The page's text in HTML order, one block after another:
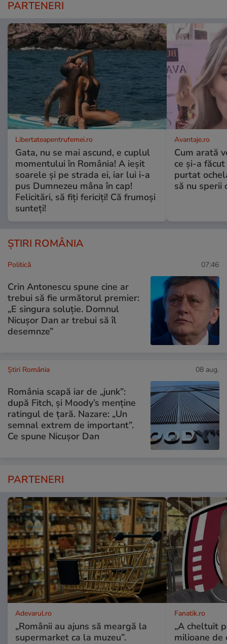
PARTENERI
Libertateapentrufemei.ro
Gata, nu se mai ascund, e cuplul
momentului în România! A ieșit
soarele și pe strada ei, iar lui i-a
pus Dumnezeu mâna în cap!
Felicitări, să fiți fericiți! Că frumoși
sunteți!
Avantaje.ro
Cum arată
ce și-a
purtat
să nu sperii
ȘTIRI ROMÂNIA
Politică 07:46
Crin Antonescu spune cine ar
trebui să fie următorul premier:
„E singura soluție. Domnul
Nicușor Dan ar trebui să îl
desemnze”
Știri România 08 aug.
România scapă iar de „junk”:
după Fitch, și Moody’s menține
ratingul de țară. Nazare: „Un
semnal extrem de important”.
Ce spune Nicușor Dan
PARTENERI
Adevarul.ro
„Românii au ajuns să meargă la
supermarket ca la muzeu”.
Fanatik.ro
„A cheltuit
milioane de